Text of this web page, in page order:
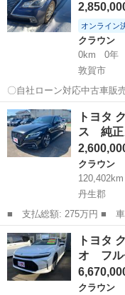
オンライン
クラウン
0km
0年
敦賀市
〇自社ローン対応中古車販
どなたでもローン対
自営業の方 ２、パートをさ
等をされた方やロ...
福井 敦賀市 クラウ
トヨタ
ス 純
クラウン
120,402km
丹生郡
■ 支払総額: 275万円 ■ 車両本体価格： 2,600,000 円 ■ メーカー
名： トヨタ ■ 車種名：
名： ＲＳアドバンス 純
メラ Ｂｌｕｅ...
福井 丹生郡 クラウ
トヨタ
オ フル
クラウン